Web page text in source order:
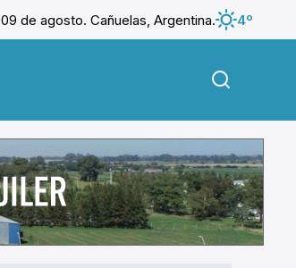
09 de agosto. Cañuelas, Argentina.
4º